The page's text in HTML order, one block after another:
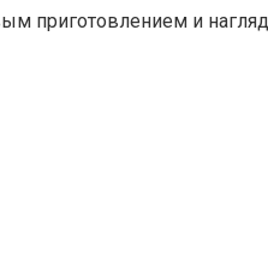
приготовлением и